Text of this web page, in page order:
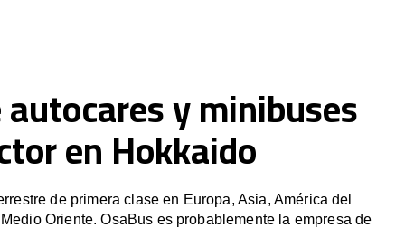
y minibuses
en Hokkaido
de primera clase en Europa, Asia, América del
Oriente. OsaBus es probablemente la empresa de